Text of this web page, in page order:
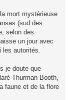
mort mystérieuse
(sud des
selon des
un jour avec
autorités.
je doute que
Thurman Booth,
faune et de la flore